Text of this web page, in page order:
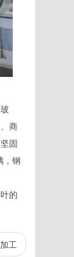
商
固
，钢
的
工